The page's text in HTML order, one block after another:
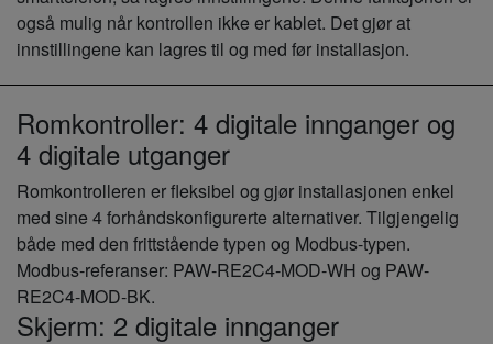
også mulig når kontrollen ikke er kablet. Det gjør at
innstillingene kan lagres til og med før installasjon.
Romkontroller: 4 digitale innganger og
4 digitale utganger
Romkontrolleren er fleksibel og gjør installasjonen enkel
med sine 4 forhåndskonfigurerte alternativer. Tilgjengelig
både med den frittstående typen og Modbus-typen.
Modbus-referanser: PAW-RE2C4-MOD-WH og PAW-
RE2C4-MOD-BK.
Skjerm: 2 digitale innganger